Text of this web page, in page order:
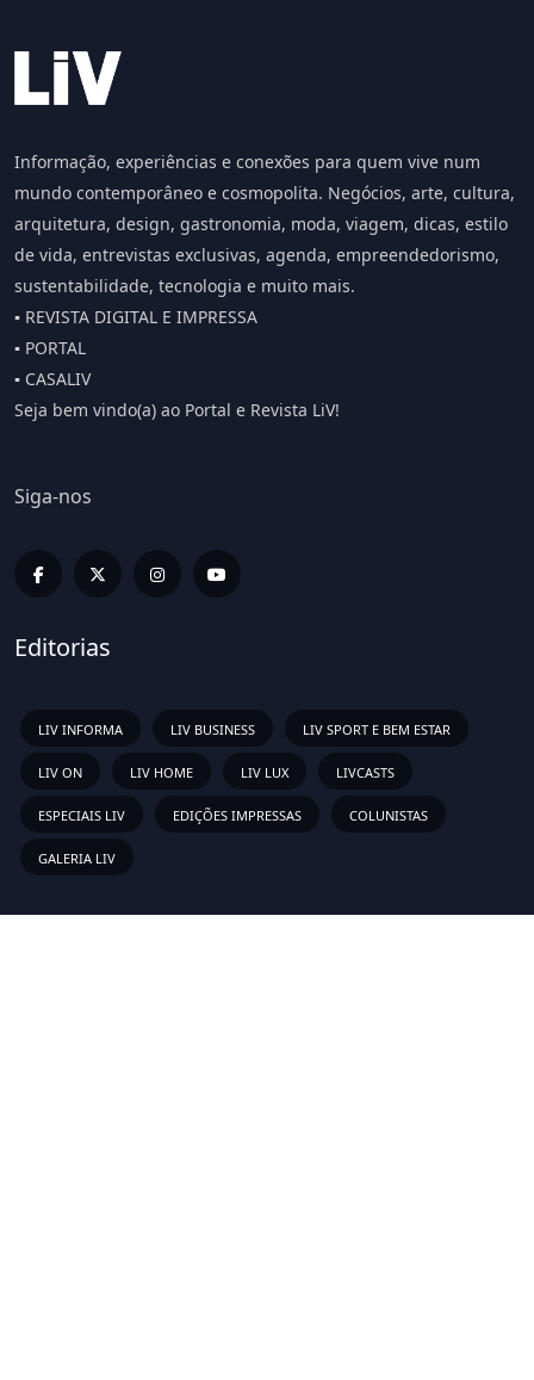
Informação, experiências e conexões para quem vive num
mundo contemporâneo e cosmopolita. Negócios, arte, cultura,
arquitetura, design, gastronomia, moda, viagem, dicas, estilo
de vida, entrevistas exclusivas, agenda, empreendedorismo,
sustentabilidade, tecnologia e muito mais.
▪️ REVISTA DIGITAL E IMPRESSA
▪️ PORTAL
▪️ CASALIV
Seja bem vindo(a) ao Portal e Revista LiV!
Siga-nos
Editorias
LIV INFORMA LIV BUSINESS LIV SPORT E BEM ESTAR
LIV ON LIV HOME LIV LUX LIVCASTS
ESPECIAIS LIV EDIÇÕES IMPRESSAS COLUNISTAS
GALERIA LIV